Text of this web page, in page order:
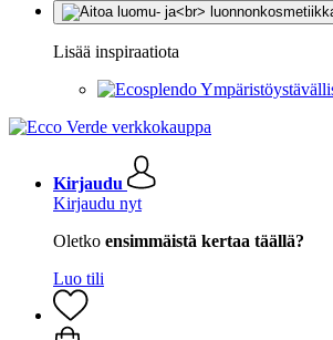
Lisää inspiraatiota
Kirjaudu
Kirjaudu nyt
Oletko ensimmäistä kertaa täällä?
Luo tili